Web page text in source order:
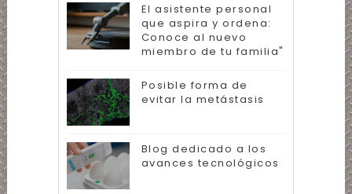
El asistente personal
que aspira y ordena:
Conoce al nuevo
miembro de tu familia"
Posible forma de
evitar la metástasis
Blog dedicado a los
avances tecnológicos